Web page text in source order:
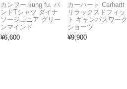
カンフー kung fu. バ
ンドTシャツ ダイナ
ソージュニア グリー
ンマインド
¥6,600
カーハート Carhartt
リラックスドフィッ
ト キャンバスワーク
ショーツ
¥9,900